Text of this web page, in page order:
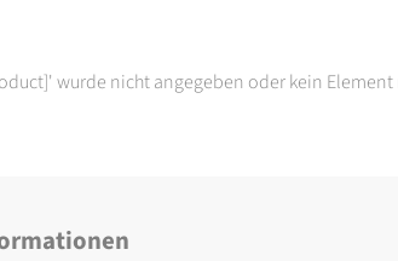
wurde nicht angegeben oder kein